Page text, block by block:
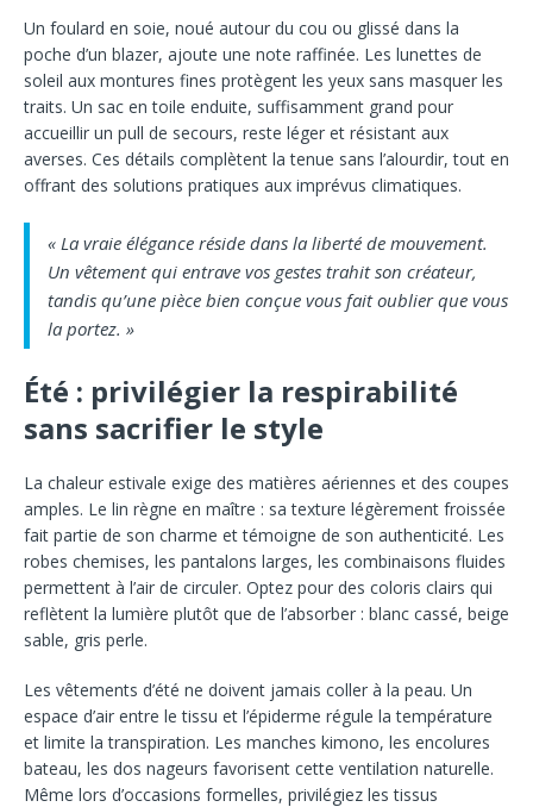
Un foulard en soie, noué autour du cou ou glissé dans la
poche d’un blazer, ajoute une note raffinée. Les lunettes de
soleil aux montures fines protègent les yeux sans masquer les
traits. Un sac en toile enduite, suffisamment grand pour
accueillir un pull de secours, reste léger et résistant aux
averses. Ces détails complètent la tenue sans l’alourdir, tout en
offrant des solutions pratiques aux imprévus climatiques.
« La vraie élégance réside dans la liberté de mouvement.
Un vêtement qui entrave vos gestes trahit son créateur,
tandis qu’une pièce bien conçue vous fait oublier que vous
la portez. »
Été : privilégier la respirabilité
sans sacrifier le style
La chaleur estivale exige des matières aériennes et des coupes
amples. Le lin règne en maître : sa texture légèrement froissée
fait partie de son charme et témoigne de son authenticité. Les
robes chemises, les pantalons larges, les combinaisons fluides
permettent à l’air de circuler. Optez pour des coloris clairs qui
reflètent la lumière plutôt que de l’absorber : blanc cassé, beige
sable, gris perle.
Les vêtements d’été ne doivent jamais coller à la peau. Un
espace d’air entre le tissu et l’épiderme régule la température
et limite la transpiration. Les manches kimono, les encolures
bateau, les dos nageurs favorisent cette ventilation naturelle.
Même lors d’occasions formelles, privilégiez les tissus